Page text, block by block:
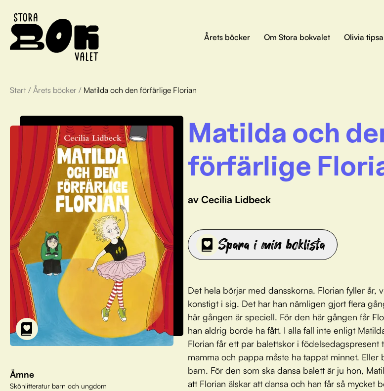
Årets böcker Om Stora bokvalet Olivia
Start / Årets böcker / Matilda och den förfärlige Florian
Ämne
Skönlitteratur barn och ungdom
Matilda och
förfärlige
av Cecilia Lidbeck
Spara i min boklista
Det hela börjar med dansskorna. Florian fyller år,
konstigt i sig. Det har han nämligen gjort flera
här gången är speciell. För den här gången får
han aldrig borde ha fått. I alla fall inte enligt
Florian får ett par balettskor i födelsedagspresent
mamma och pappa måste ha tappat minnet. Eller
barn. För den som ska dansa balett är ju hon,
att Florian älskar att dansa och han får så mycket